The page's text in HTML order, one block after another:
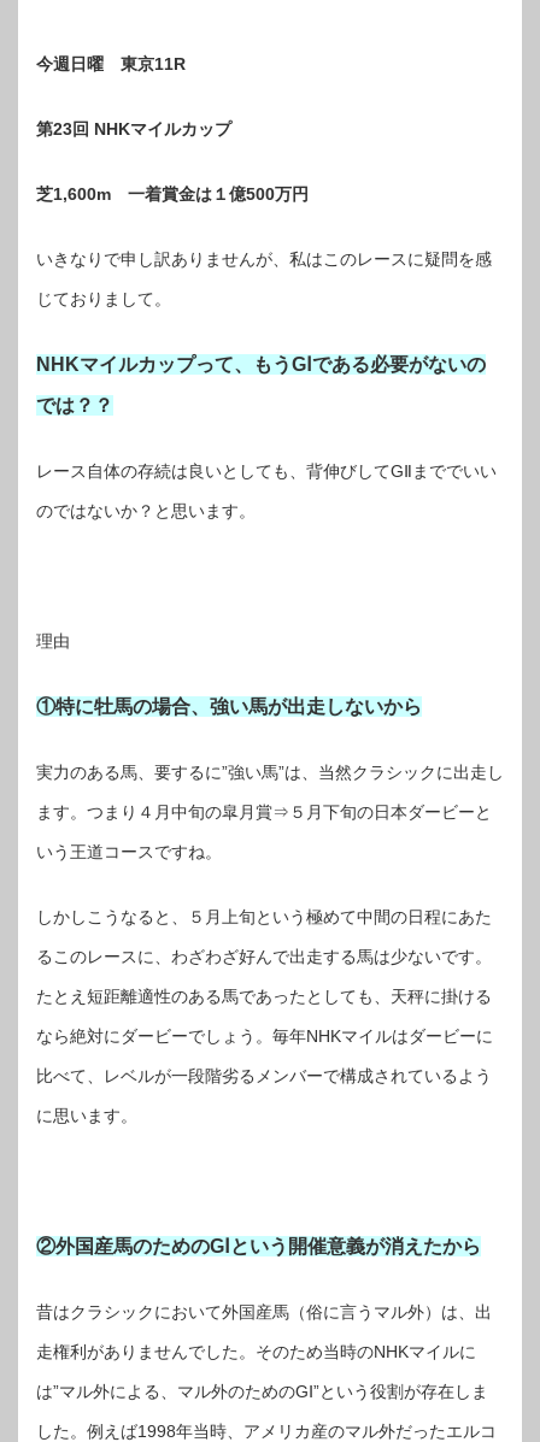
今週日曜 東京11R
第23回 NHKマイルカップ
芝1,600m 一着賞金は１億500万円
いきなりで申し訳ありませんが、私はこのレースに疑問を感
じておりまして。
NHKマイルカップって、もうGⅠである必要がないの
では？？
レース自体の存続は良いとしても、背伸びしてGⅡまででいい
のではないか？と思います。
理由
①特に牡馬の場合、強い馬が出走しないから
実力のある馬、要するに”強い馬”は、当然クラシックに出走し
ます。つまり４月中旬の皐月賞⇒５月下旬の日本ダービーと
いう王道コースですね。
しかしこうなると、５月上旬という極めて中間の日程にあた
るこのレースに、わざわざ好んで出走する馬は少ないです。
たとえ短距離適性のある馬であったとしても、天秤に掛ける
なら絶対にダービーでしょう。毎年NHKマイルはダービーに
比べて、レベルが一段階劣るメンバーで構成されているよう
に思います。
②外国産馬のためのGⅠという開催意義が消えたから
昔はクラシックにおいて外国産馬（俗に言うマル外）は、出
走権利がありませんでした。そのため当時のNHKマイルに
は”マル外による、マル外のためのGⅠ”という役割が存在しま
した。例えば1998年当時、アメリカ産のマル外だったエルコ